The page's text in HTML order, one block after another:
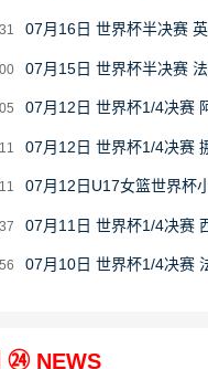
07月16日 世界杯半决赛
07月15日 世界杯半决赛
07月12日 世界杯1/4决赛
07月12日 世界杯1/4决赛
07月12日U17女篮世界杯
07月11日 世界杯1/4决赛
07月10日 世界杯1/4决赛
NEWS